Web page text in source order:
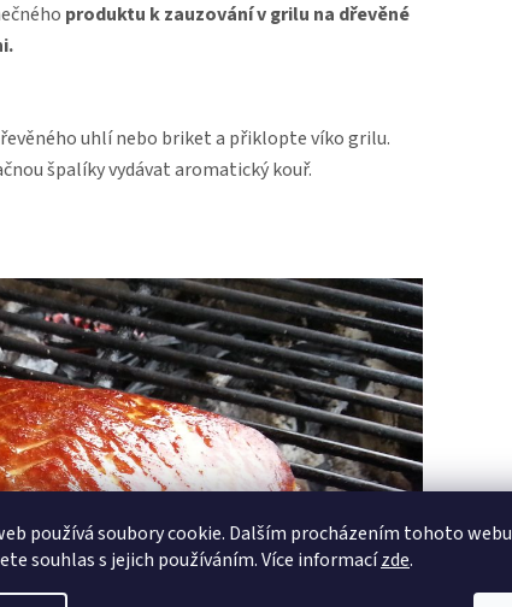
používá soubory cookie. Dalším procházením tohoto webu
souhlas s jejich používáním. Více informacízde.
produktu k zauzování v grilu na dřevěné
uhlí nebo briket a přiklopte víko grilu.
špalíky vydávat aromatický kouř.